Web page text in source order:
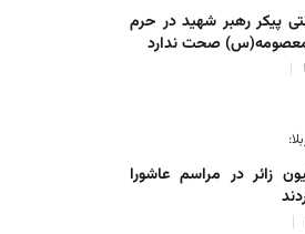
پیکر رهبر شهید در حرم
صحت ندارد
زائر در مراسم عاشورا